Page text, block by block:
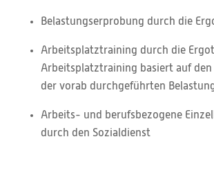
Belastungserprobung durch die
Arbeitsplatztraining durch die
Arbeitsplatztraining basiert auf den
der vorab durchgeführten
Arbeits- und berufsbezogene
durch den Sozialdienst